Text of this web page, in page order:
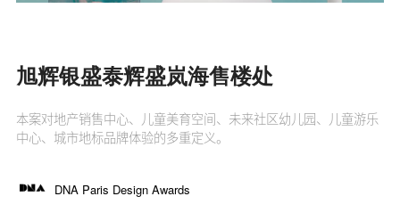
旭辉银盛泰辉盛岚海售楼处
本案对地产销售中心、儿童美育空间、未来社区幼儿园、儿童游乐
中心、城市地标品牌体验的多重定义。
DNA Paris Design Awards